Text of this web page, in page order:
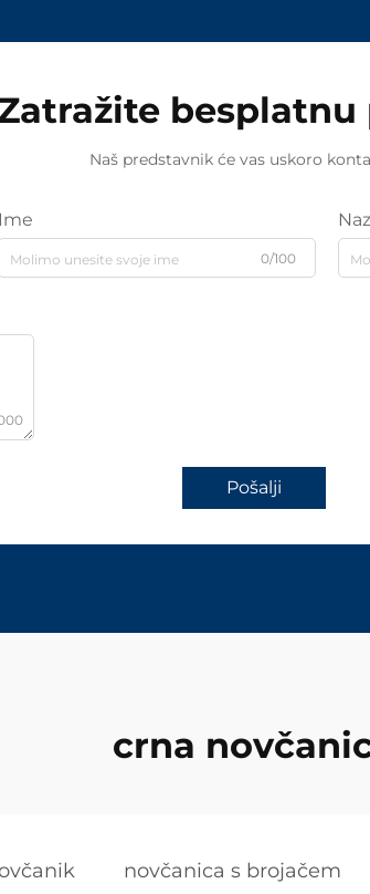
besplatnu
Naš predstavnik će vas uskoro
Ime
0/100
Pošalji
crna
novčanica s brojačem